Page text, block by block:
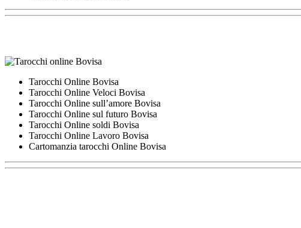
Tarocchi Online Bovisa
Tarocchi Online Veloci Bovisa
Tarocchi Online sull’amore Bovisa
Tarocchi Online sul futuro Bovisa
Tarocchi Online soldi Bovisa
Tarocchi Online Lavoro Bovisa
Cartomanzia tarocchi Online Bovisa